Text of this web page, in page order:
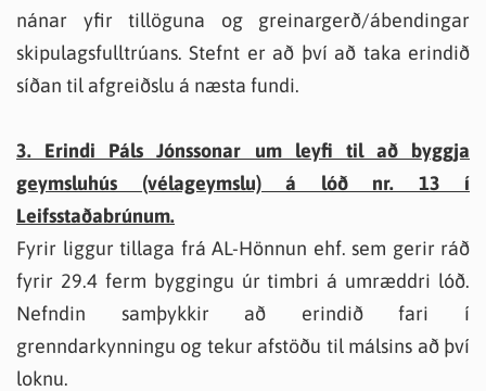
nánar yfir tillöguna og greinargerð/ábendingar
skipulagsfulltrúans. Stefnt er að því að taka erindið
síðan til afgreiðslu á næsta fundi.
3. Erindi Páls Jónssonar um leyfi til að byggja
geymsluhús (vélageymslu) á lóð nr. 13 í
Leifsstaðabrúnum.
Fyrir liggur tillaga frá AL-Hönnun ehf. sem gerir ráð
fyrir 29.4 ferm byggingu úr timbri á umræddri lóð.
Nefndin samþykkir að erindið fari í
grenndarkynningu og tekur afstöðu til málsins að því
loknu.